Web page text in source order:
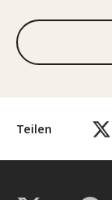
Teilen